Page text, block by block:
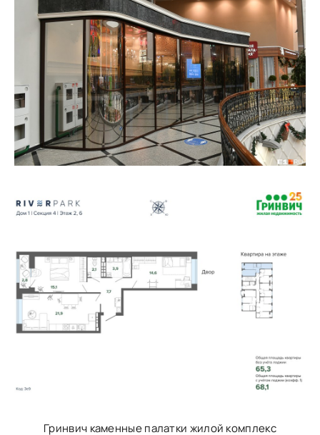
Гринвич каменные палатки жилой комплекс